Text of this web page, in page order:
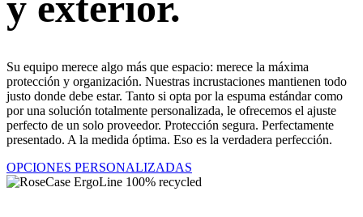
Su equipo merece algo más que espacio: merece la máxima
protección y organización. Nuestras incrustaciones mantienen todo
justo donde debe estar. Tanto si opta por la espuma estándar como
por una solución totalmente personalizada, le ofrecemos el ajuste
perfecto de un solo proveedor. Protección segura. Perfectamente
presentado. A la medida óptima. Eso es la verdadera perfección.
OPCIONES PERSONALIZADAS